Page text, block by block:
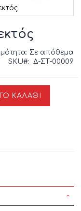
Σε απόθεμα
SKU
Δ-ΣΤ-00009
ΚΑΛΆΘΙ